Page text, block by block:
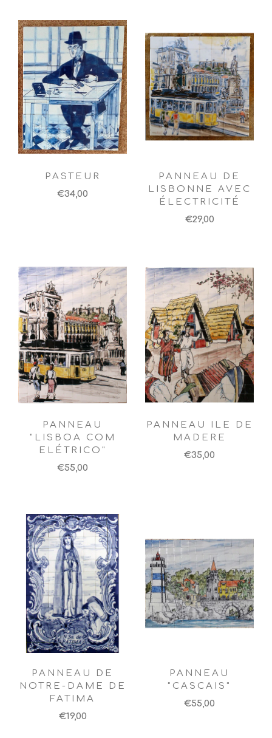
PASTEUR
€34,00
PANNEAU DE
LISBONNE AVEC
ÉLECTRICITÉ
€29,00
PANNEAU
"LISBOA COM
ELÉTRICO"
€55,00
PANNEAU ILE DE
MADERE
€35,00
PANNEAU DE
NOTRE-DAME DE
FATIMA
€19,00
PANNEAU
"CASCAIS"
€55,00